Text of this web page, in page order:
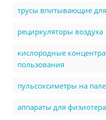
трусы впитывающие
рециркуляторы воздуха
кислородные
пользования
пульсоксиметры на
аппараты для